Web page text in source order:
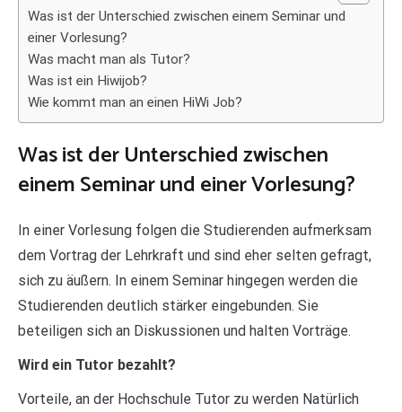
Was ist der Unterschied zwischen einem Seminar und
einer Vorlesung?
Was macht man als Tutor?
Was ist ein Hiwijob?
Wie kommt man an einen HiWi Job?
Was ist der Unterschied zwischen
einem Seminar und einer Vorlesung?
In einer Vorlesung folgen die Studierenden aufmerksam
dem Vortrag der Lehrkraft und sind eher selten gefragt,
sich zu äußern. In einem Seminar hingegen werden die
Studierenden deutlich stärker eingebunden. Sie
beteiligen sich an Diskussionen und halten Vorträge.
Wird ein Tutor bezahlt?
Vorteile, an der Hochschule Tutor zu werden Natürlich